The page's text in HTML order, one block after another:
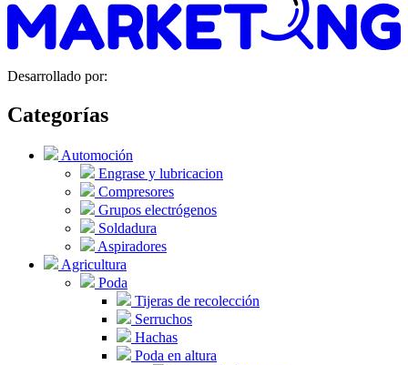
Desarrollado por:
Categorías
Automoción
Engrase y lubricacion
Compresores
Grupos electrógenos
Soldadura
Aspiradores
Agricultura
Poda
Tijeras de recolección
Serruchos
Hachas
Poda en altura